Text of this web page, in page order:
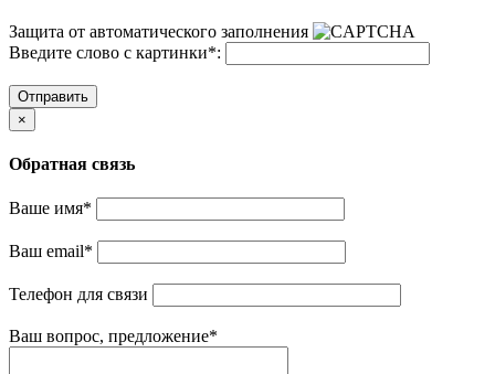
Защита от автоматического заполнения
Введите слово с картинки*:
Отправить
×
Обратная связь
Ваше имя*
Ваш email*
Телефон для связи
Ваш вопрос, предложение*